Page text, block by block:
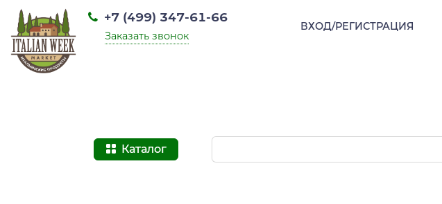
+7 (499) 347-61-66
Заказать звонок
ВХОД/РЕГИСТРАЦИЯ
Каталог